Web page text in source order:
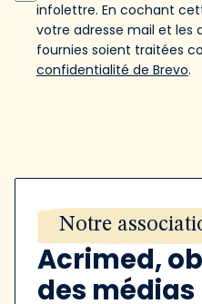
infolettre. En cochant
votre adresse mail et les
fournies soient traitées
confidentialité de Brevo.
Notre
Acrimed,
des médias